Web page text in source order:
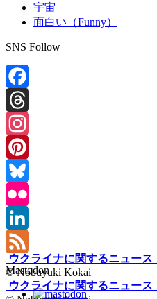
宇宙
面白い（Funny）
SNS Follow
Facebook
Threads
Instagram
Pinterest
Bluesky
Flickr
LinkedIn
Feed
Mastodon
ウクライナに関するニュース
© Nobuyuki Kokai
ウクライナに関するニュース